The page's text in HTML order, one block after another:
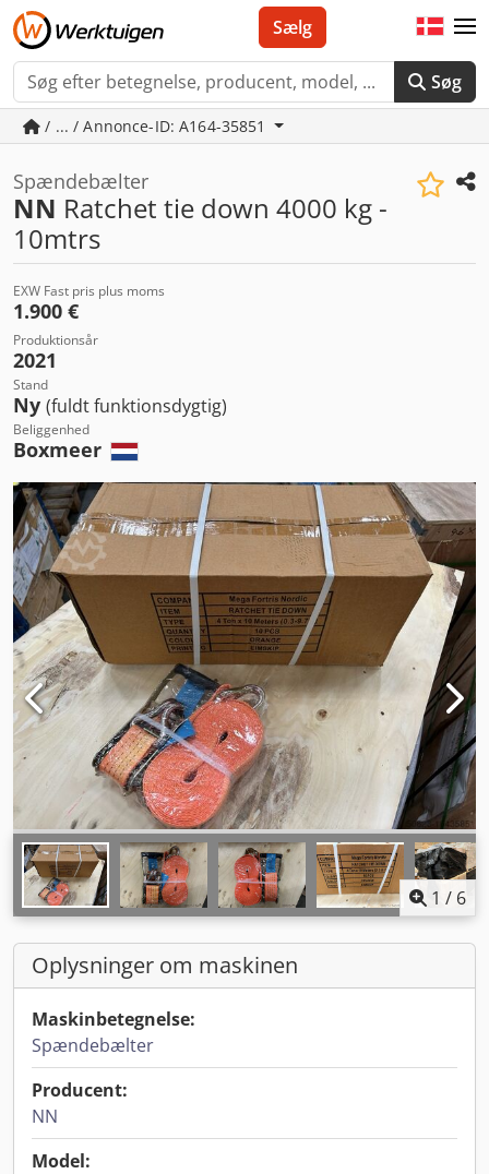
Søg
Sælg
/ ... / Annonce-ID: A164-35851
Spændebælter
NN Ratchet tie down 4000 kg -
10mtrs
EXW Fast pris plus moms
1.900 €
Produktionsår
2021
Stand
Ny (fuldt funktionsdygtig)
Beliggenhed
Boxmeer
1 / 6
Oplysninger om maskinen
Maskinbetegnelse:
Spændebælter
Producent:
NN
Model: